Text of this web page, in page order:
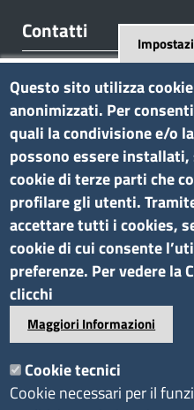
Contatti
tel. 0165 573001
P.I. 01079470074
C.F. 91046340070
Pec
Amministrazione
Bandi di gara e contratti
Bilanci
Concorsi e selezioni
Procedimenti
Questo sito utilizza
anonimizzati. Per
quali la condivisione e/o
possono essere
cookie di terze parti che
profilare gli utenti.
accettare tutti i cookies,
cookie di cui consente
preferenze. Per vedere la
clicchi
Maggiori Informazioni
Cookie tecnici
Cookie necessari per il